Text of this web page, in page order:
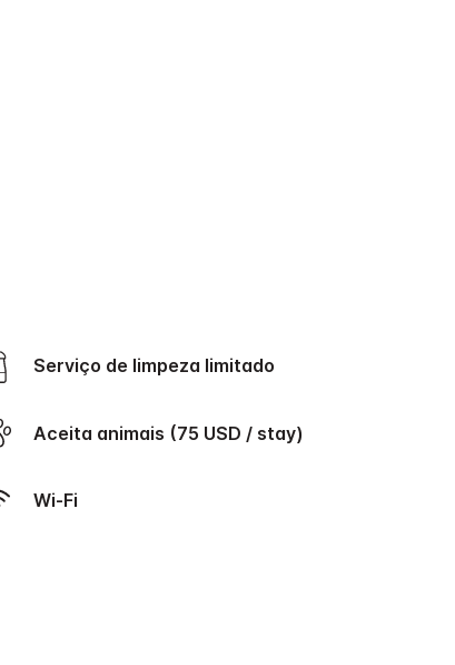
Serviço de limpeza limitado
Aceita animais (75 USD / stay)
Wi-Fi